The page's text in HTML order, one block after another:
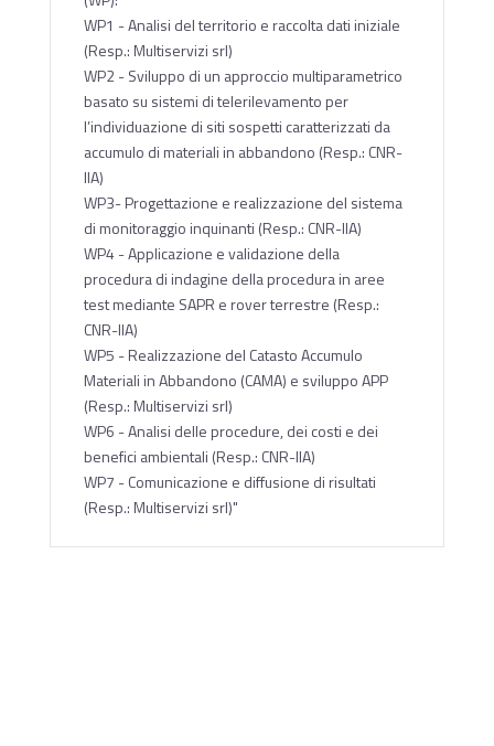
WP1 - Analisi del territorio e raccolta dati iniziale
(Resp.: Multiservizi srl)
WP2 - Sviluppo di un approccio multiparametrico
basato su sistemi di telerilevamento per
l’individuazione di siti sospetti caratterizzati da
accumulo di materiali in abbandono (Resp.: CNR-
IIA)
WP3- Progettazione e realizzazione del sistema
di monitoraggio inquinanti (Resp.: CNR-IIA)
WP4 - Applicazione e validazione della
procedura di indagine della procedura in aree
test mediante SAPR e rover terrestre (Resp.:
CNR-IIA)
WP5 - Realizzazione del Catasto Accumulo
Materiali in Abbandono (CAMA) e sviluppo APP
(Resp.: Multiservizi srl)
WP6 - Analisi delle procedure, dei costi e dei
benefici ambientali (Resp.: CNR-IIA)
WP7 - Comunicazione e diffusione di risultati
(Resp.: Multiservizi srl)"